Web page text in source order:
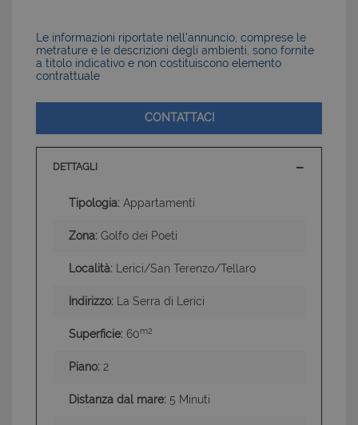
Le informazioni riportate nell’annuncio, comprese le
metrature e le descrizioni degli ambienti, sono fornite
a titolo indicativo e non costituiscono elemento
contrattuale
CONTATTACI
DETTAGLI
Tipologia: Appartamenti
Zona: Golfo dei Poeti
Località: Lerici/San Terenzo/Tellaro
Indirizzo: La Serra di Lerici
Superficie: 60m2
Piano: 2
Distanza dal mare: 5 Minuti